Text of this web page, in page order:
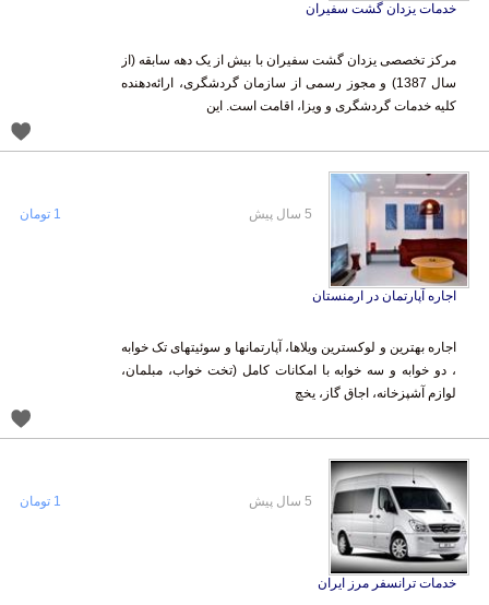
خدمات یزدان گشت سفیران
مرکز تخصصی یزدان گشت سفیران با بیش از یک دهه سابقه (از
سال 1387) و مجوز رسمی از سازمان گردشگری، ارائه‌دهنده
کلیه خدمات گردشگری و ویزا، اقامت است. این
اجاره آپارتمان در ارمنستان
اجاره بهترین و لوکسترین ویلاها، آپارتمانها و سوئیتهای تک خوابه
، دو خوابه و سه خوابه با امکانات کامل (تخت خواب، مبلمان،
لوازم آشپزخانه، اجاق گاز، یخچ
5 سال پیش 1 تومان
خدمات ترانسفر مرز ایران
5 سال پیش 1 تومان